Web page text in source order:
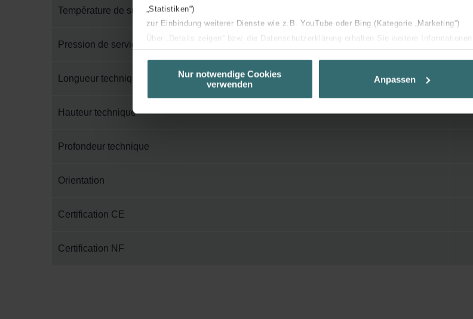
„Statistiken“)
zur Einbindung weiterer Dienste wie z.B. YouTube oder Bing (Kategorie „Marketing“)
Über „Details zeigen“ bzw. die Datenschutzerklärung erhalten Sie weitere
unserer Website verwenden, um Ihnen die bestmögliche Nutzererfahrung zu
basierend auf Ihren Interessen zur Verfügung zu stellen. Alle Einwilligungen können
Datenschutzerklärung widerrufen.
Zehnder Group AG: Data Privacy
Nur notwendige Cookies
verwenden
Anpassen
Température de surface maximum
Pression de service maximum
Longueur technique
Hauteur technique
Profondeur technique
Orientation
Certification CE
Certification NF